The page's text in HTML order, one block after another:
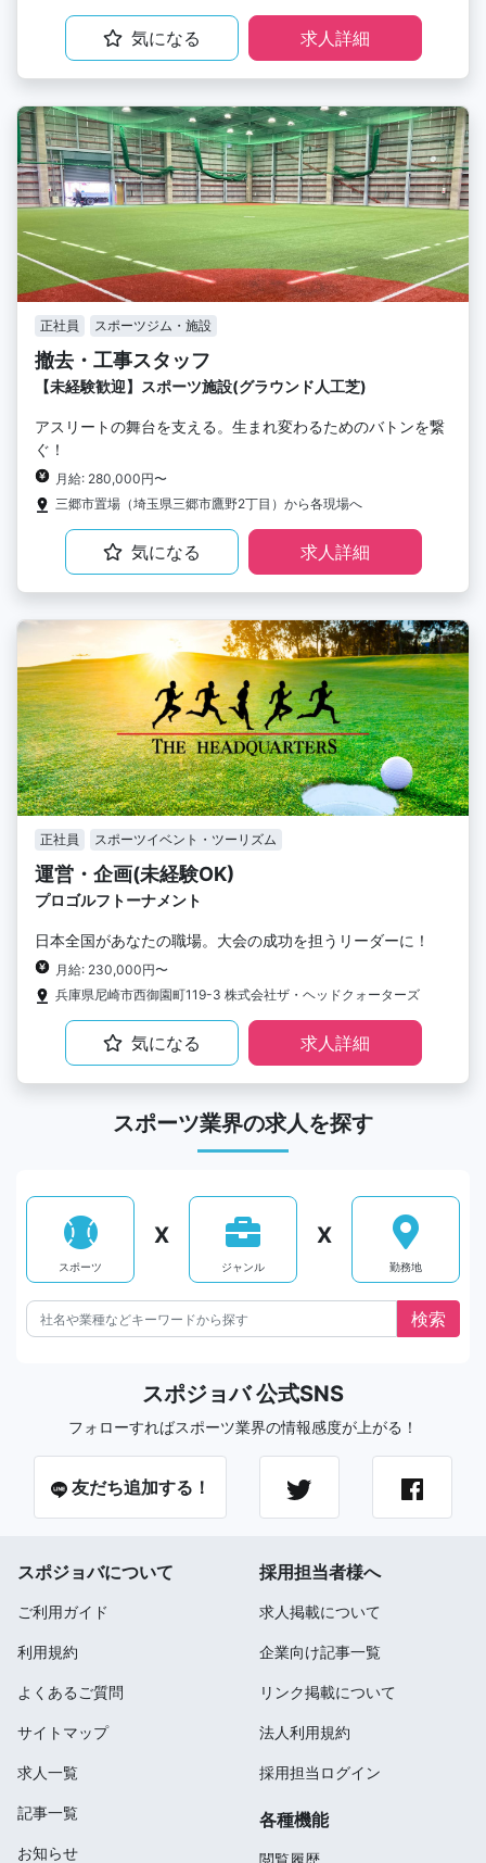
気になる 求人詳細
正社員 スポーツジム・施設
撤去・工事スタッフ
【未経験歓迎】スポーツ施設(グラウンド人工芝)
アスリートの舞台を支える。生まれ変わるためのバトンを繋
ぐ！
月給: 280,000円〜
三郷市置場（埼玉県三郷市鷹野2丁目）から各現場へ
気になる 求人詳細
正社員 スポーツイベント・ツーリズム
運営・企画(未経験OK)
プロゴルフトーナメント
日本全国があなたの職場。大会の成功を担うリーダーに！
月給: 230,000円〜
兵庫県尼崎市西御園町119-3 株式会社ザ・ヘッドクォーターズ
気になる 求人詳細
スポーツ業界の求人を探す
スポーツ
X
ジャンル
X
勤務地
スポジョバ 公式SNS
フォローすればスポーツ業界の情報感度が上がる！
友だち追加する！
スポジョバについて
ご利用ガイド
利用規約
よくあるご質問
サイトマップ
求人一覧
記事一覧
お知らせ
採用担当者様へ
求人掲載について
企業向け記事一覧
リンク掲載について
法人利用規約
採用担当ログイン
各種機能